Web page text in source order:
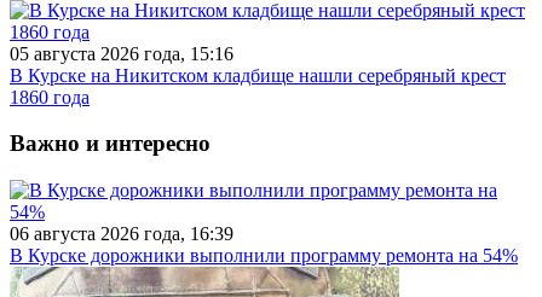
05 августа 2026 года, 15:16
В Курске на Никитском кладбище нашли серебряный крест
1860 года
Важно и интересно
06 августа 2026 года, 16:39
В Курске дорожники выполнили программу ремонта на 54%